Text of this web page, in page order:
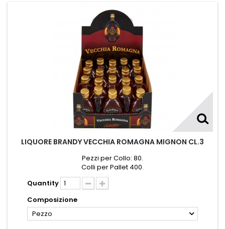
LIQUORE BRANDY VECCHIA ROMAGNA MIGNON CL.3
Pezzi per Collo: 80.
Colli per Pallet 400.
Quantity
Composizione
Pezzo